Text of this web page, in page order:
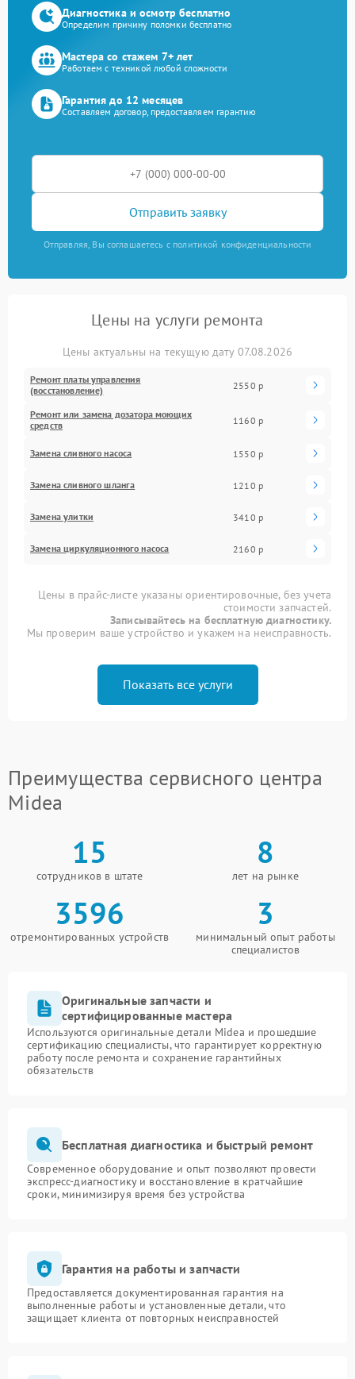
Диагностика и осмотр бесплатно
Определим причину поломки бесплатно
Мастера со стажем 7+ лет
Работаем с техникой любой сложности
Гарантия до 12 месяцев
Составляем договор, предоставляем гарантию
Отправить заявку
Отправляя, Вы соглашаетесь с политикой конфиденциальности
Цены на услуги ремонта
Цены актуальны на текущую дату 07.08.2026
Ремонт платы управления
(восстановление)
2550 р
Ремонт или замена дозатора моющих
средств
1160 р
Замена сливного насоса 1550 р
Замена сливного шланга 1210 р
Замена улитки 3410 р
Замена циркуляционного насоса 2160 р
Цены в прайс-листе указаны ориентировочные, без учета
стоимости запчастей.
Записывайтесь на бесплатную диагностику.
Мы проверим ваше устройство и укажем на неисправность.
Показать все услуги
Преимущества сервисного центра
Midea
15
сотрудников в штате
8
лет на рынке
3596
отремонтированных устройств
3
минимальный опыт работы
специалистов
Оригинальные запчасти и
сертифицированные мастера
Используются оригинальные детали Midea и прошедшие
сертификацию специалисты, что гарантирует корректную
работу после ремонта и сохранение гарантийных
обязательств
Бесплатная диагностика и быстрый ремонт
Современное оборудование и опыт позволяют провести
экспресс-диагностику и восстановление в кратчайшие
сроки, минимизируя время без устройства
Гарантия на работы и запчасти
Предоставляется документированная гарантия на
выполненные работы и установленные детали, что
защищает клиента от повторных неисправностей